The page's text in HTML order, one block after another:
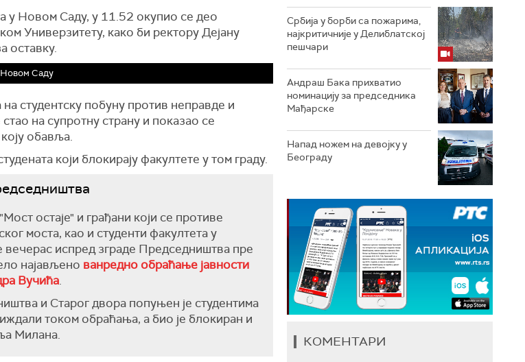
у Новом Саду, у 11.52 окупио се део
Универзитету, како би ректору Дејану
оставку.
Новом Саду
на студентску побуну против неправде и
стао на супротну страну и показао се
обавља.
који блокирају факултете у том граду.
остаје" и грађани који се противе
моста, као и студенти факултета у
вечерас испред зграде Председништва пре
најављено ванредно обраћање јавности
Вучића.
и Старог двора попуњен је студентима
током обраћања, а био је блокиран и
Милана.
Србија у борби са пожарима,
најкритичније у Делиблатској
пешчари
Андраш Бака прихватио
номинацију за председника
Мађарске
Напад ножем на девојку у
Београду
КОМЕНТАРИ